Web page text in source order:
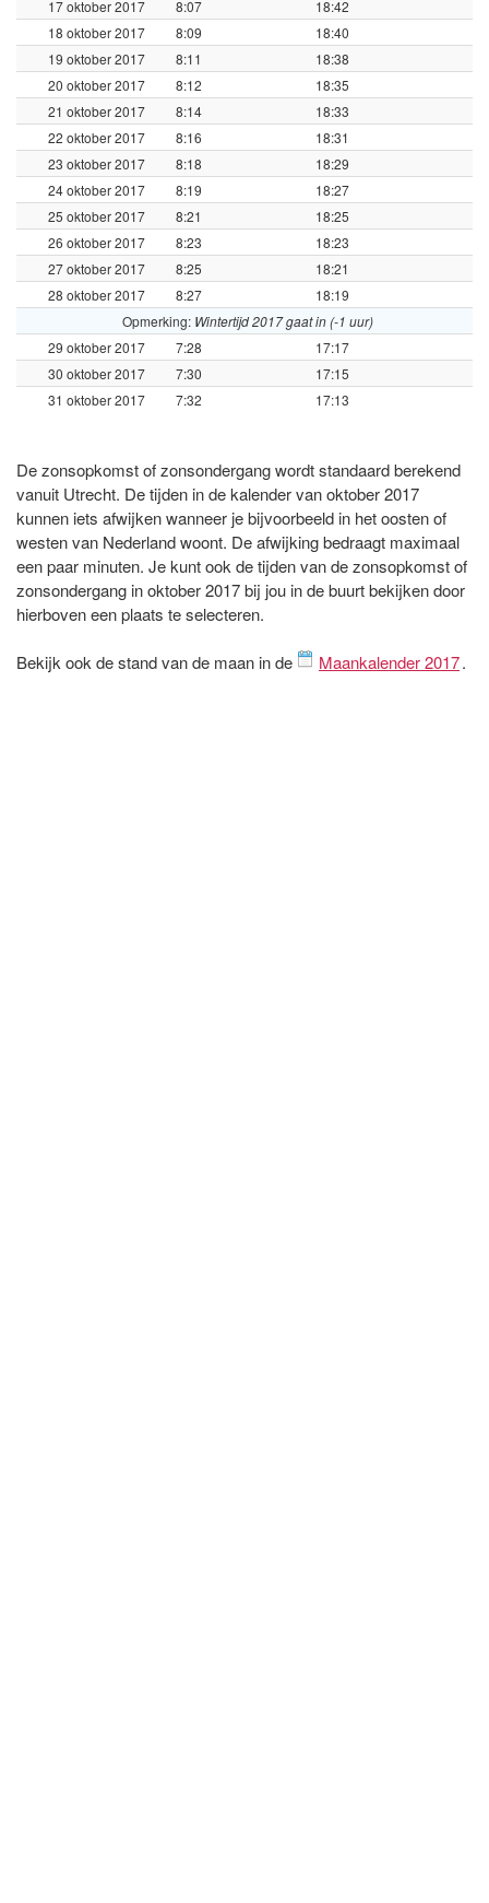
17 oktober 2017 8:07
18:42
18 oktober 2017
8:09
18:40
19 oktober 2017
8:11
18:38
20 oktober 2017
8:12
18:35
21 oktober 2017
8:14
18:33
22 oktober 2017
8:16
18:31
23 oktober 2017
8:18
18:29
24 oktober 2017
8:19
18:27
25 oktober 2017
8:21
18:25
26 oktober 2017
8:23
18:23
27 oktober 2017
8:25
18:21
28 oktober 2017
8:27
18:19
Opmerking: Wintertijd 2017 gaat in (-1 uur)
29 oktober 2017
7:28
17:17
30 oktober 2017
7:30
17:15
31 oktober 2017
7:32 17:13
De zonsopkomst of zonsondergang wordt standaard berekend
vanuit Utrecht. De tijden in de kalender van oktober 2017
kunnen iets afwijken wanneer je bijvoorbeeld in het oosten of
westen van Nederland woont. De afwijking bedraagt maximaal
een paar minuten. Je kunt ook de tijden van de zonsopkomst of
zonsondergang in oktober 2017 bij jou in de buurt bekijken door
hierboven een plaats te selecteren.
Bekijk ook de stand van de maan in de Maankalender 2017.